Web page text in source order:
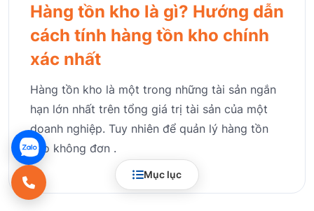
Mục lục
Hàng tồn kho là gì? Hướng dẫn
cách tính hàng tồn kho chính
xác nhất
Hàng tồn kho là một trong những tài sản ngắn
hạn lớn nhất trên tổng giá trị tài sản của một
doanh nghiệp. Tuy nhiên để quản lý hàng tồn
kho không đơn .